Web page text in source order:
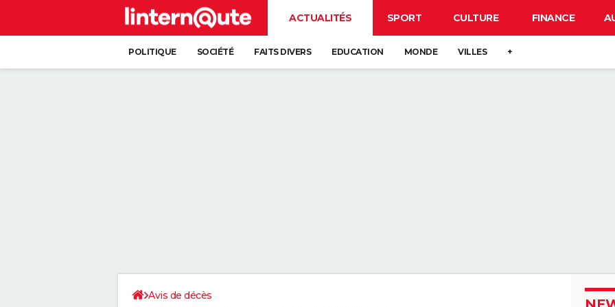
ACTUALITÉS SPORT CULTURE FINANCE
POLITIQUE SOCIÉTÉ FAITS DIVERS EDUCATION MONDE VILLES +
Avis de décès